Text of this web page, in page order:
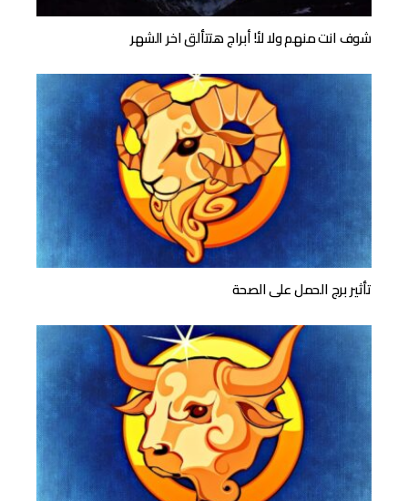
شوف انت منهم ولا لأ! أبراج هتتألق اخر الشهر
تأثير برج الحمل على الصحة